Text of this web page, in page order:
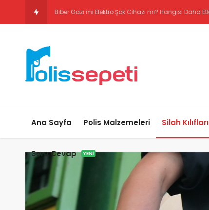
Biber Gazı mı Elektro Şok Cih
Ana Sayfa Polis Malzemeleri Silah Kılıfları
Soru Cevap YENI